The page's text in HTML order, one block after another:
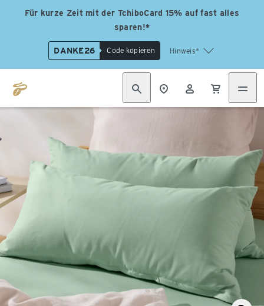
Für kurze Zeit mit der TchiboCard 15% auf fast alles
sparen!*
DANKE26 Code kopieren Hinweis*